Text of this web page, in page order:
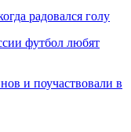
радовался голу
футбол любят
и поучаствовали в